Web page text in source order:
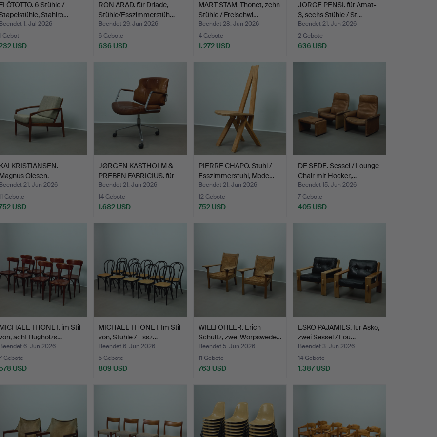
6 Stühle /
Stahlro…
1. Jul 2026
Gebot
USD
RON ARAD. für Driade,
Stühle/Esszimmerstüh…
Beendet 29. Jun 2026
6 Gebote
636 USD
MART STAM. Thonet, zehn
Stühle / Freischwi…
Beendet 28. Jun 2026
4 Gebote
1.272 USD
JORGE PENSI. für Amat-
3, sechs Stühle / St…
Beendet 21. Jun 2026
2 Gebote
636 USD
KRISTIANSEN.
Olesen.
21. Jun 2026
Gebote
USD
JØRGEN KASTHOLM &
PREBEN FABRICIUS. für
Ki…
Beendet 21. Jun 2026
14 Gebote
1.682 USD
PIERRE CHAPO. Stuhl /
Esszimmerstuhl, Mode…
Beendet 21. Jun 2026
12 Gebote
752 USD
DE SEDE. Sessel / Lounge
Chair mit Hocker,…
Beendet 15. Jun 2026
7 Gebote
405 USD
THONET. im Stil
acht Bugholzs…
6. Jun 2026
Gebote
USD
MICHAEL THONET. Im Stil
von, Stühle / Essz…
Beendet 6. Jun 2026
5 Gebote
809 USD
WILLI OHLER. Erich
Schultz, zwei Worpswede…
Beendet 5. Jun 2026
11 Gebote
763 USD
ESKO PAJAMIES. für Asko,
zwei Sessel / Lou…
Beendet 3. Jun 2026
14 Gebote
1.387 USD